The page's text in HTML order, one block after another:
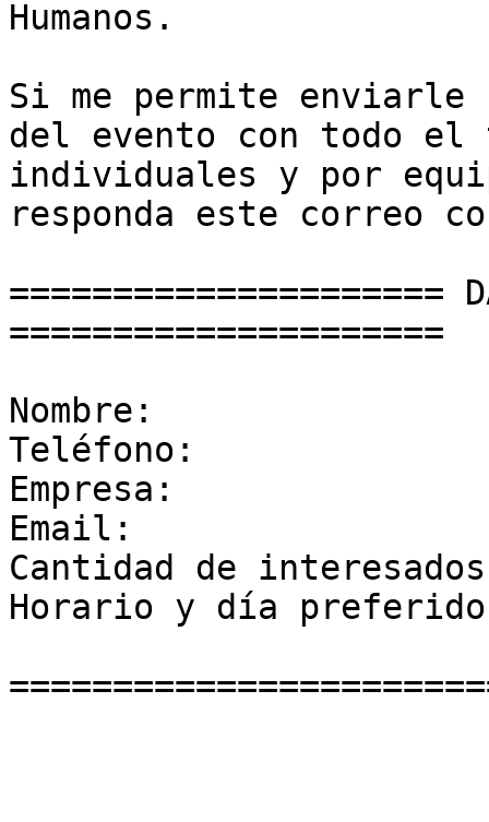
Humanos.
Si me permite
del evento con todo el
individuales y por
responda este correo
=====================
=====================
Nombre:
Teléfono:
Empresa:
Email:
Cantidad de
Horario y día